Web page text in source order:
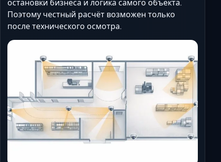
остановки бизнеса и логика самого объекта.
Поэтому честный расчёт возможен только
после технического осмотра.